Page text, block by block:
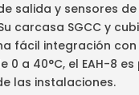
salida y sensores
carcasa SGCC y
fácil integración
0 a 40°C, el EAH-8
las instalaciones.